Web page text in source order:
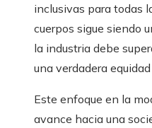
inclusivas para todas
cuerpos sigue siendo
la industria debe
una verdadera
Este enfoque en la
avance hacia una